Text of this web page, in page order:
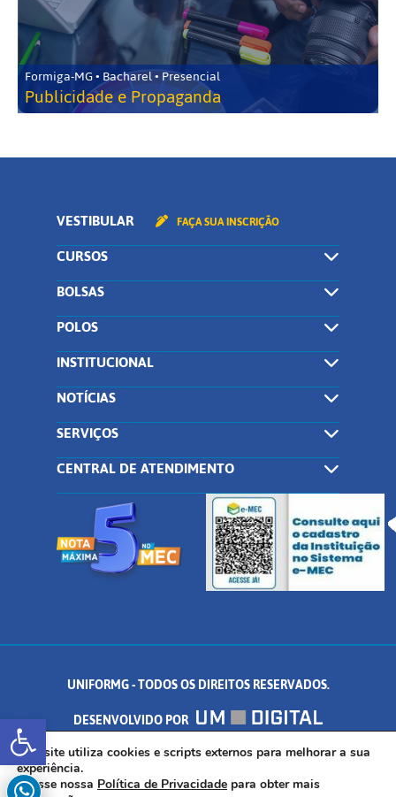
Abrir a barra de ferramentas
Formiga-MG • Bacharel • Presencial
Publicidade e Propaganda
VESTIBULAR FAÇA SUA INSCRIÇÃO
CURSOS
BOLSAS
POLOS
INSTITUCIONAL
NOTÍCIAS
SERVIÇOS
CENTRAL DE ATENDIMENTO
UNIFORMG - TODOS OS DIREITOS RESERVADOS.
DESENVOLVIDO POR
AV. DR. ARNALDO DE SENNA, 328 - PALMEIRAS, FORMIGA/MG - CEP:
35.574.530
Este site utiliza cookies e scripts externos para melhorar a sua
experiência.
Acesse nossa Política de Privacidade para obter mais